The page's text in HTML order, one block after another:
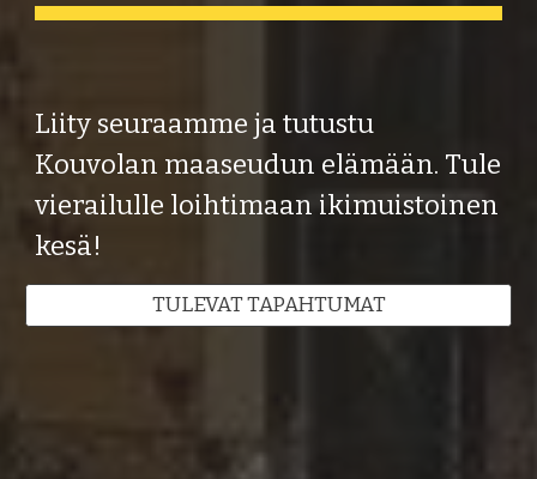
Liity seuraamme ja tutustu
Kouvolan maaseudun elämään. Tule
vierailulle loihtimaan ikimuistoinen
kesä!
TULEVAT TAPAHTUMAT